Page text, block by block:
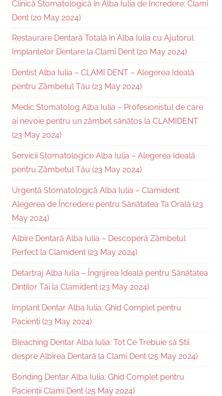
Clinică Stomatologică în Alba Iulia de Încredere: Clami
Dent (20 May 2024)
Restaurare Dentară Totală în Alba Iulia cu Ajutorul
Implantelor Dentare la Clami Dent (20 May 2024)
Dentist Alba Iulia – CLAMI DENT – Alegerea Ideală
pentru Zâmbetul Tău (23 May 2024)
Medic Stomatolog Alba Iulia – Profesionistul de care
ai nevoie pentru un zâmbet sănătos la CLAMIDENT
(23 May 2024)
Servicii Stomatologice Alba Iulia – Alegerea Ideală
pentru Zâmbetul Tău (23 May 2024)
Urgență Stomatologică Alba Iulia – Clamident:
Alegerea de Încredere pentru Sănătatea Ta Orală (23
May 2024)
Albire Dentară Alba Iulia – Descoperă Zâmbetul
Perfect la Clamident (23 May 2024)
Detartraj Alba Iulia – Îngrijirea Ideală pentru Sănătatea
Dinților Tăi la Clamident (23 May 2024)
Implant Dentar Alba Iulia: Ghid Complet pentru
Pacienți (23 May 2024)
Bleaching Dentar Alba Iulia: Tot Ce Trebuie să Știi
despre Albirea Dentară la Clami Dent (25 May 2024)
Bonding Dentar Alba Iulia: Ghid Complet pentru
Pacienții Clami Dent (25 May 2024)